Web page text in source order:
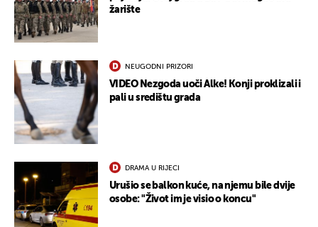
žarište
NEUGODNI PRIZORI
VIDEO Nezgoda uoči Alke! Konji proklizali i
pali u središtu grada
DRAMA U RIJECI
Urušio se balkon kuće, na njemu bile dvije
osobe: "Život im je visio o koncu"